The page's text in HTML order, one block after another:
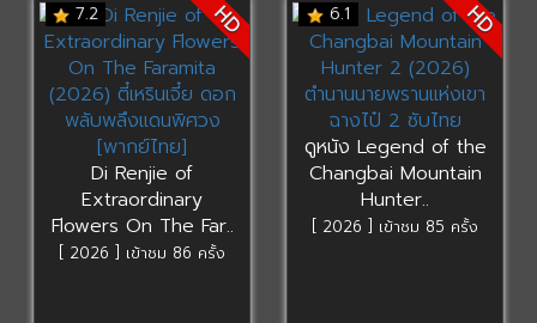
7.2 HD
Di Renjie of
Extraordinary
Flowers On The Far..
[ 2026 ] เข้าชม 86 ครั้ง
6.1 HD
ดูหนัง Legend of the
Changbai Mountain
Hunter..
[ 2026 ] เข้าชม 85 ครั้ง